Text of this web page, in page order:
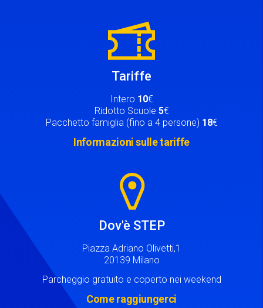
Tariffe
Intero 10€
Ridotto Scuole 5€
Pacchetto famiglia (fino a 4 persone) 18€
Informazioni sulle tariffe
Dov'è STEP
Piazza Adriano Olivetti,1
20139 Milano
Parcheggio gratuito e coperto nei weekend
Come raggiungerci